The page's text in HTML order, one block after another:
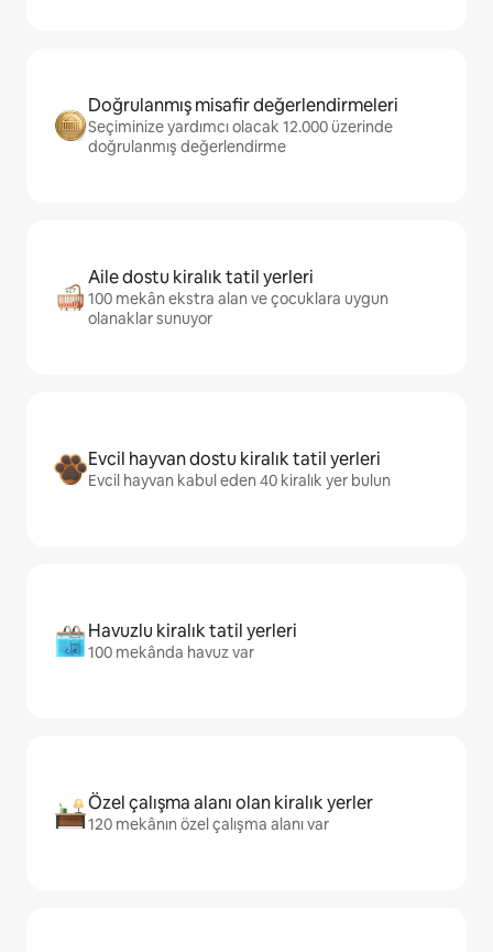
Doğrulanmış misafir değerlendirmeleri
Seçiminize yardımcı olacak 12.000 üzerinde
doğrulanmış değerlendirme
Aile dostu kiralık tatil yerleri
100 mekân ekstra alan ve çocuklara uygun
olanaklar sunuyor
Evcil hayvan dostu kiralık tatil yerleri
Evcil hayvan kabul eden 40 kiralık yer bulun
Havuzlu kiralık tatil yerleri
100 mekânda havuz var
Özel çalışma alanı olan kiralık yerler
120 mekânın özel çalışma alanı var